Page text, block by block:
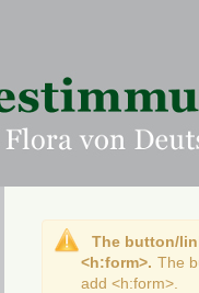
The button/
<h:form>. The
add <h:form>.